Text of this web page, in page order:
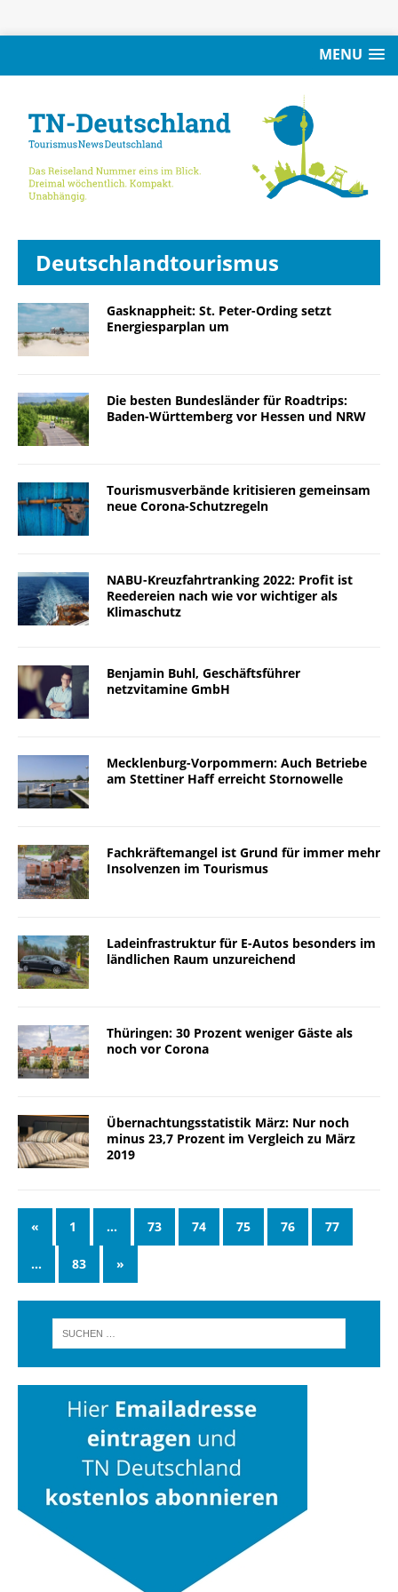
MENU
Deutschlandtourismus
Gasknappheit: St. Peter-Ording setzt
Energiesparplan um
Die besten Bundesländer für Roadtrips:
Baden-Württemberg vor Hessen und NRW
Tourismusverbände kritisieren gemeinsam
neue Corona-Schutzregeln
NABU-Kreuzfahrtranking 2022: Profit ist
Reedereien nach wie vor wichtiger als
Klimaschutz
Benjamin Buhl, Geschäftsführer
netzvitamine GmbH
Mecklenburg-Vorpommern: Auch Betriebe
am Stettiner Haff erreicht Stornowelle
Fachkräftemangel ist Grund für immer mehr
Insolvenzen im Tourismus
Ladeinfrastruktur für E-Autos besonders im
ländlichen Raum unzureichend
Thüringen: 30 Prozent weniger Gäste als
noch vor Corona
Übernachtungsstatistik März: Nur noch
minus 23,7 Prozent im Vergleich zu März
2019
« 1 … 73 74 75 76 77
… 83 »